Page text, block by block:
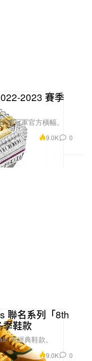
2023 賽季
總冠軍官方橫幅。
9.0K 0
聯名系列「8th
鞋款
等經典鞋款。
9.0K 0